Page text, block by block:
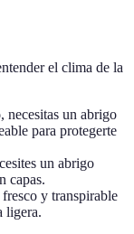
el clima de la
, necesitas un abrigo
para protegerte
un abrigo
capas.
y transpirable
ligera.